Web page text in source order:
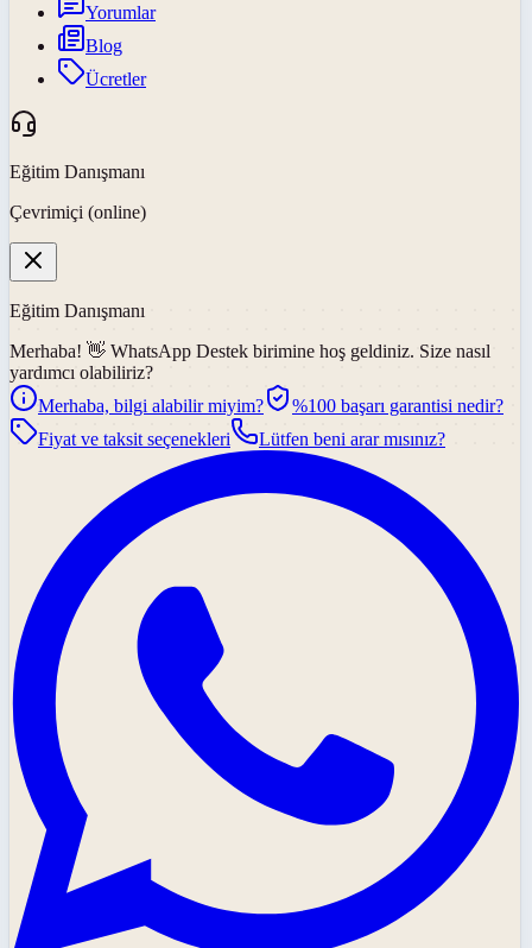
Yorumlar
Blog
Ücretler
Eğitim Danışmanı
Çevrimiçi (online)
Eğitim Danışmanı
Merhaba! 👋 WhatsApp Destek birimine hoş geldiniz. Size nasıl
yardımcı olabiliriz?
Merhaba, bilgi alabilir miyim?
%100 başarı garantisi nedir?
Fiyat ve taksit seçenekleri
Lütfen beni arar mısınız?